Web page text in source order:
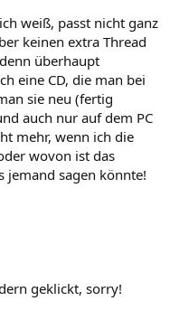
weiß, passt nicht ganz
keinen extra Thread
überhaupt
eine CD, die man bei
sie neu (fertig
auch nur auf dem PC
mehr, wenn ich die
wovon ist das
jemand sagen könnte!
geklickt, sorry!